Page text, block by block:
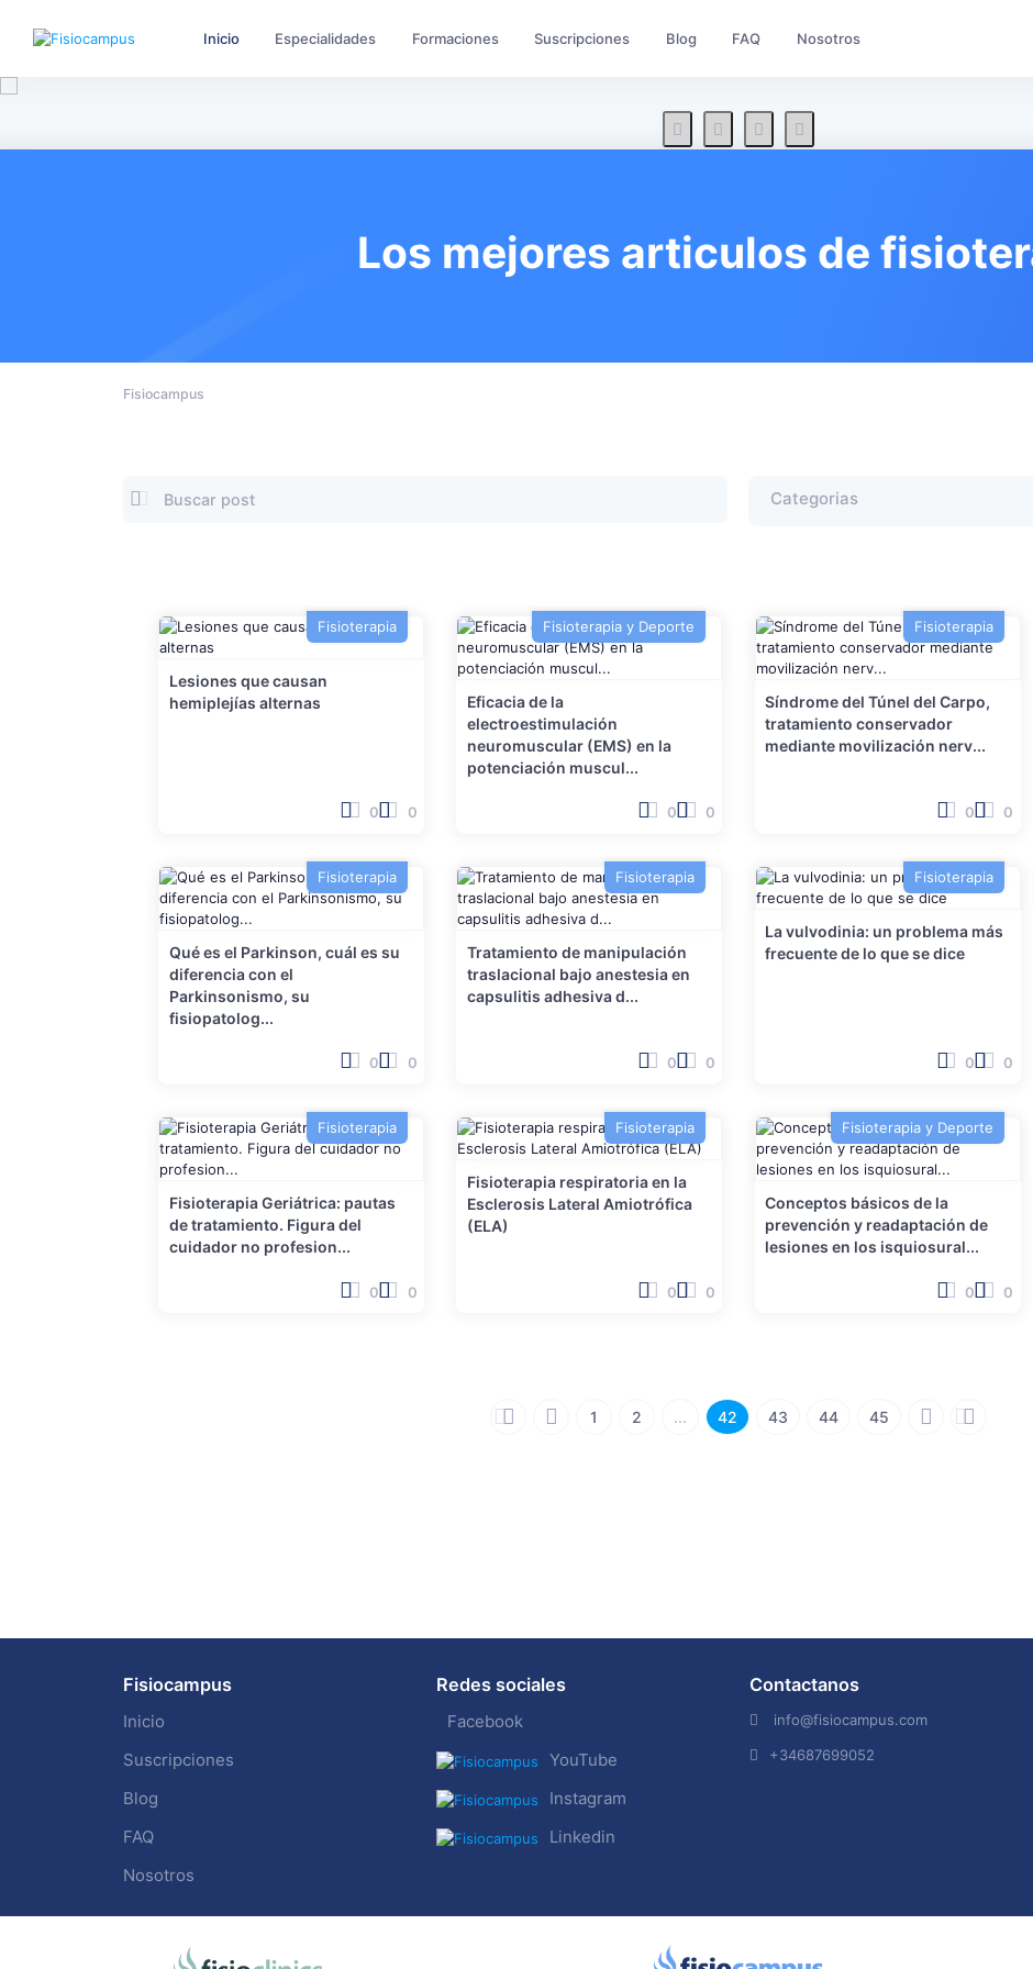
Inicio Especialidades Formaciones Suscripciones Blog FAQ Nosotros
Los mejores articulos de
Fisiocampus
Fisioterapia
Lesiones que causan
hemiplejías alternas
0 0
Fisioterapia y Deporte
Eficacia de la
electroestimulación
neuromuscular (EMS) en la
potenciación muscul...
0 0
Fisioterapia
Síndrome del Túnel del Carpo,
tratamiento conservador
mediante movilización nerv...
0 0
Fisioterapia
Qué es el Parkinson, cuál es su
diferencia con el
Parkinsonismo, su
fisiopatolog...
0 0
Fisioterapia
Tratamiento de manipulación
traslacional bajo anestesia en
capsulitis adhesiva d...
0 0
Fisioterapia
La vulvodinia: un problema más
frecuente de lo que se dice
0 0
Fisioterapia
Fisioterapia Geriátrica: pautas
de tratamiento. Figura del
cuidador no profesion...
0 0
Fisioterapia
Fisioterapia respiratoria en la
Esclerosis Lateral Amiotrófica
(ELA)
0 0
Fisioterapia y Deporte
Conceptos básicos de la
prevención y readaptación de
lesiones en los isquiosural...
0 0
1 2 ... 42 43 44 45
Fisiocampus
Inicio
Suscripciones
Blog
FAQ
Nosotros
Redes sociales
Facebook
YouTube
Instagram
Linkedin
Contactanos
info@fisiocampus.com
+34687699052